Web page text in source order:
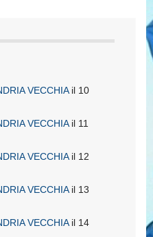
VECCHIAil 10
VECCHIAil 11
VECCHIAil 12
VECCHIAil 13
VECCHIAil 14